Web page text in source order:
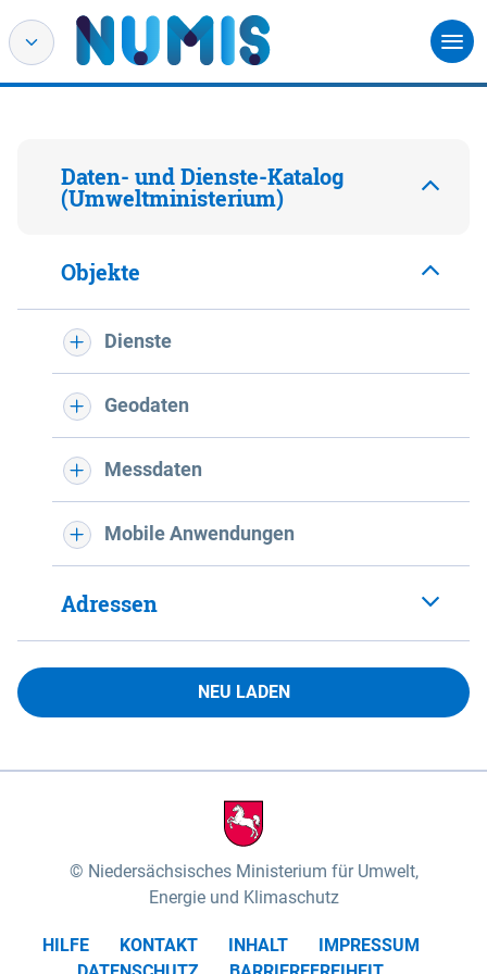
Daten- und Dienste-Katalog
(Umweltministerium)
Objekte
Dienste
Geodaten
Messdaten
Mobile Anwendungen
Adressen
NEU LADEN
Niedersächsisches Ministerium für Umwelt,
Energie und Klimaschutz
HILFE KONTAKT INHALT
IMPRESSUM